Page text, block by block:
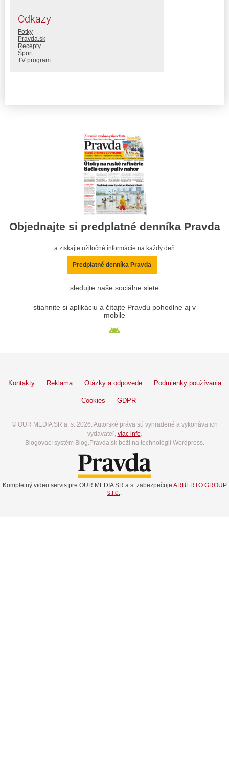
Odkazy
Fotky
Pravda.sk
Recepty
Šport
TV program
Objednajte si predplatné denníka Pravda
a získajte užitočné informácie na každý deň
Predplatné denníka Pravda
sledujte naše sociálne siete
stiahnite si aplikáciu a čítajte Pravdu pohodlne aj v
mobile
Kontakty Reklama Otázky a odpovede Podmienky používania
Cookies GDPR
© OUR MEDIA SR a. s. 2026. Autorské práva sú vyhradené a vykonáva ich
vydavateľ, viac info.
Blogovací systém Blog.Pravda.sk beží na technológií Wordpress.
Kompletný video servis pre OUR MEDIA SR a.s. zabezpečuje ARBERTO GROUP
s.r.o..